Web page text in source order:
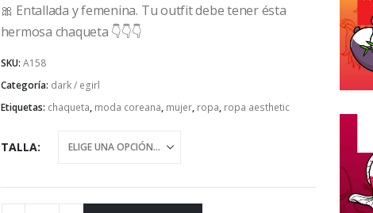
🎀 Entallada y femenina. Tu outfit debe tener ésta
hermosa chaqueta 👇👇👇
SKU: A158
Categoría: dark / egirl
Etiquetas: chaqueta, moda coreana, mujer, ropa, ropa aesthetic
TALLA